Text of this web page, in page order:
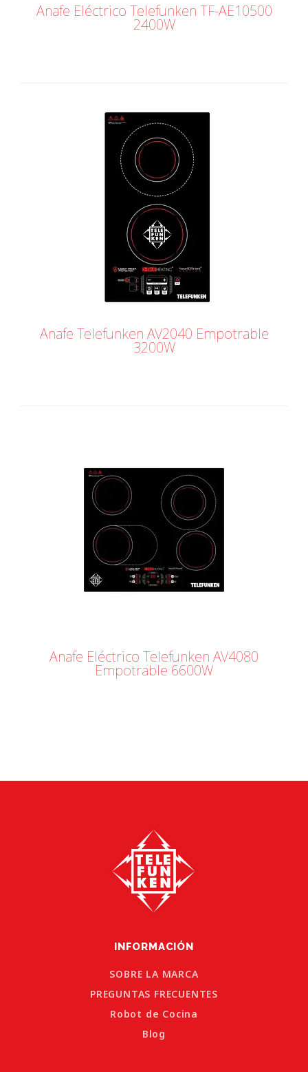
Anafe Eléctrico Telefunken TF-AE10500
2400W
Anafe Telefunken AV2040 Empotrable
3200W
Anafe Eléctrico Telefunken AV4080
Empotrable 6600W
INFORMACIÓN
SOBRE LA MARCA
PREGUNTAS FRECUENTES
Robot de Cocina
Blog